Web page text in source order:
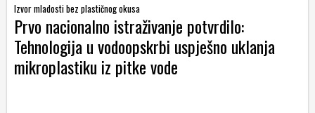
Izvor mladosti bez plastičnog okusa
Prvo nacionalno istraživanje potvrdilo:
Tehnologija u vodoopskrbi uspješno uklanja
mikroplastiku iz pitke vode